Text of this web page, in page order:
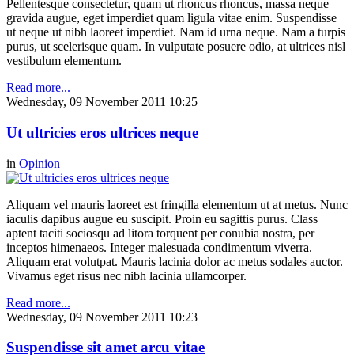
Pellentesque consectetur, quam ut rhoncus rhoncus, massa neque
gravida augue, eget imperdiet quam ligula vitae enim. Suspendisse
ut neque ut nibh laoreet imperdiet. Nam id urna neque. Nam a turpis
purus, ut scelerisque quam. In vulputate posuere odio, at ultrices nisl
vestibulum elementum.
Read more...
Wednesday, 09 November 2011 10:25
Ut ultricies eros ultrices neque
in Opinion
Aliquam vel mauris laoreet est fringilla elementum ut at metus. Nunc
iaculis dapibus augue eu suscipit. Proin eu sagittis purus. Class
aptent taciti sociosqu ad litora torquent per conubia nostra, per
inceptos himenaeos. Integer malesuada condimentum viverra.
Aliquam erat volutpat. Mauris lacinia dolor ac metus sodales auctor.
Vivamus eget risus nec nibh lacinia ullamcorper.
Read more...
Wednesday, 09 November 2011 10:23
Suspendisse sit amet arcu vitae